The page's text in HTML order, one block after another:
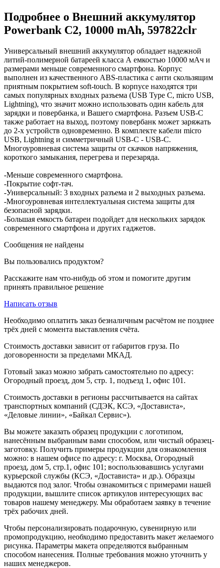
Подробнее о Внешний аккумулятор
Powerbank C2, 10000 mAh, 597822clr
Универсальный внешний аккумулятор обладает надежной
литий-полимерной батареей класса А емкостью 10000 мАч и
размерами меньше современного смартфона. Корпус
выполнен из качественного ABS-пластика с анти скользящим
приятным покрытием soft-touch. В корпусе находятся три
самых популярных входных разъема (USB Type C, micro USB,
Lightning), что значит можно использовать один кабель для
зарядки и повербанка, и Вашего смартфона. Разъем USB-C
также работает на выход, поэтому повербанк может заряжать
до 2-х устройств одновременно. В комплекте кабели micro
USB, Lightning и симметричный USB-C - USB-C.
Многоуровневая система защиты от скачков напряжения,
короткого замыкания, перегрева и перезаряда.
-Меньше современного смартфона.
-Покрытие софт-тач.
-Универсальный: 3 входных разъема и 2 выходных разъема.
-Многоуровневая интеллектуальная система защиты для
безопасной зарядки.
-Большая емкость батареи подойдет для нескольких зарядок
современного смартфона и других гаджетов.
Сообщения не найдены
Вы пользовались продуктом?
Расскажите нам что-нибудь об этом и помогите другим
принять правильное решение
Написать отзыв
Необходимо оплатить заказ безналичным расчётом не позднее
трёх дней с момента выставления счёта.
Стоимость доставки зависит от габаритов груза. По
договоренности за пределами МКАД.
Готовый заказ можно забрать самостоятельно по адресу:
Огородный проезд, дом 5, стр. 1, подъезд 1, офис 101.
Стоимость доставки в регионы рассчитывается на сайтах
транспортных компаний (СДЭК, КСЭ, «Достависта»,
«Деловые линии», «Байкал Сервис»).
Вы можете заказать образец продукции с логотипом,
нанесённым выбранным вами способом, или чистый образец-
заготовку. Получить примеры продукции для ознакомления
можно: в нашем офисе по адресу: г. Москва, Огородный
проезд, дом 5, стр.1, офис 101; воспользовавшись услугами
курьерской службы (КСЭ, «Достависта» и др.). Образцы
выдаются под залог. Чтобы ознакомиться с примерами нашей
продукции, вышлите список артикулов интересующих вас
товаров нашему менеджеру. Мы обработаем заявку в течение
трёх рабочих дней.
Чтобы персонализировать подарочную, сувенирную или
промопродукцию, необходимо предоставить макет желаемого
рисунка. Параметры макета определяются выбранным
способом нанесения. Полные требования можно уточнить у
наших менеджеров.